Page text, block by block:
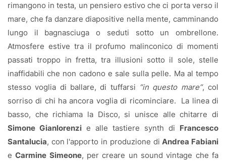
rimangono in testa, un pensiero estivo che ci porta verso il
mare, che fa danzare diapositive nella mente, camminando
lungo il bagnasciuga o seduti sotto un ombrellone.
Atmosfere estive tra il profumo malinconico di momenti
passati troppo in fretta, tra illusioni sotto il sole, stelle
inaffidabili che non cadono e sale sulla pelle. Ma al tempo
stesso voglia di ballare, di tuffarsi “in questo mare”, col
sorriso di chi ha ancora voglia di ricominciare.
La linea di
basso, che richiama la Disco, si unisce alle chitarre di
Simone Gianlorenzi e alle tastiere synth di Francesco
Santalucia, con l'apporto in produzione diAndrea Fabiani
eCarmine Simeone, per creare un sound vintage che fa